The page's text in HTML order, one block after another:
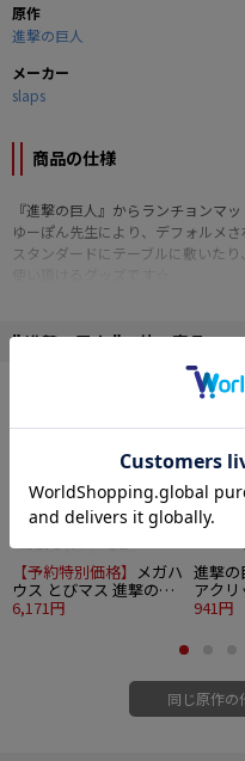
原作
進撃の巨人
メーカー
slaps
商品の仕様
『進撃の巨人』からランチョンマッ
ゆーぽん先生により、デフォルメ
スタンダードにテーブルに敷いた
■サイズ：340×450mm
©諫山創・講談社 / 「進撃の巨人」
" 進撃の巨人 "の他の商品
【予約特別価格】 メガハ
ウス とびマス 進撃の巨
人 6個入り1BOX
6,171円
進撃の
アクリ
941円
同じ原作の